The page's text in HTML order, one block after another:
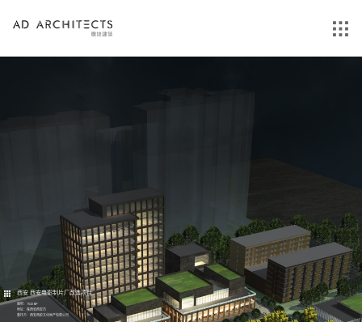
西安 西安电影制片厂改造项目
面积：153260²
地址：陕西省西安市
委托方：西安西影文化地产有限公司